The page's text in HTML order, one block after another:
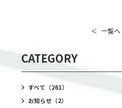
＜ 一覧へ
CATEGORY
すべて （261）
お知らせ （2）